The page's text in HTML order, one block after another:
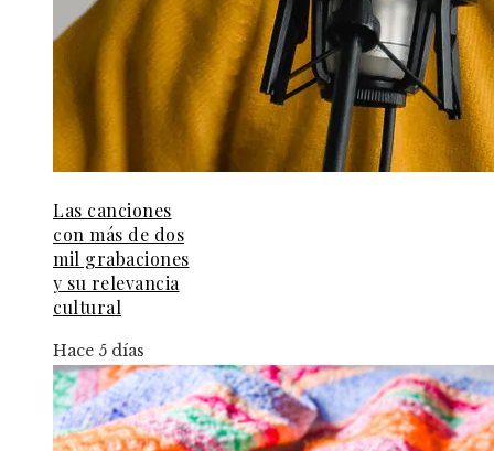
Las canciones
con más de dos
mil grabaciones
y su relevancia
cultural
Hace 5 días